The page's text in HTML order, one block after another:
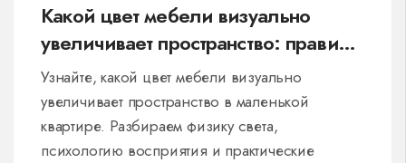
Какой цвет мебели визуально
увеличивает пространство: правила
для маленьких комнат
Узнайте, какой цвет мебели визуально
увеличивает пространство в маленькой
квартире. Разбираем физику света,
психологию восприятия и практические